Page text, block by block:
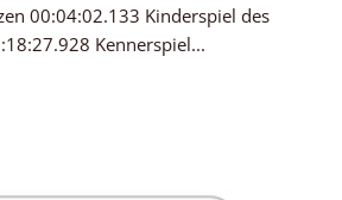
00:04:02.133 Kinderspiel des
Kennerspiel...